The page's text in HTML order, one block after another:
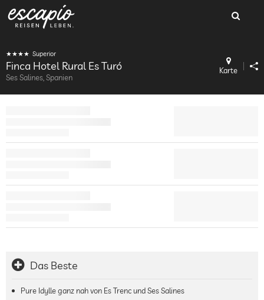
Superior
Finca Hotel Rural Es Turó
Ses Salines, Spanien
Karte
Das Beste
Pure Idylle ganz nah von Es Trenc und Ses Salines